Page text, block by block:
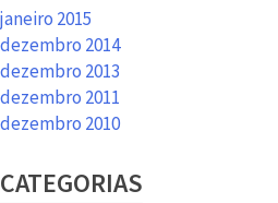
janeiro 2015
dezembro 2014
dezembro 2013
dezembro 2011
dezembro 2010
CATEGORIAS